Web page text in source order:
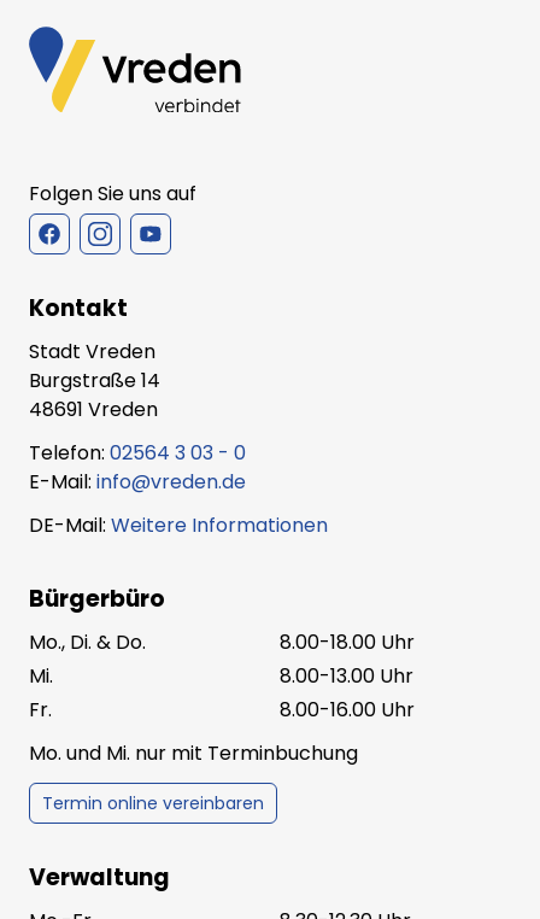
Folgen Sie uns auf
Kontakt
Stadt Vreden
Burgstraße 14
48691 Vreden
Telefon: 02564 3 03 - 0
E-Mail: info@vreden.de
DE-Mail: Weitere Informationen
Bürgerbüro
Mo., Di. & Do.
8.00-18.00 Uhr
Mi.
8.00-13.00 Uhr
Fr.
8.00-16.00 Uhr
Mo. und Mi. nur mit Terminbuchung
Termin online vereinbaren
Verwaltung